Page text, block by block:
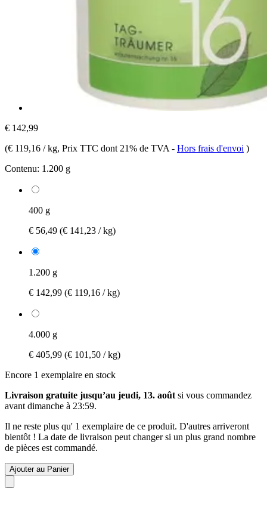
€ 142,99
(€ 119,16 / kg, Prix TTC dont 21% de TVA - Hors frais d'envoi )
Contenu: 1.200 g
400 g
€ 56,49 (€ 141,23 / kg)
1.200 g
€ 142,99 (€ 119,16 / kg)
4.000 g
€ 405,99 (€ 101,50 / kg)
Encore 1 exemplaire en stock
Livraison gratuite jusqu’au jeudi, 13. août si vous commandez
avant dimanche à 23:59.
Il ne reste plus qu' 1 exemplaire de ce produit. D'autres arriveront
bientôt ! La date de livraison peut changer si un plus grand nombre
de pièces est commandé.
Ajouter au Panier